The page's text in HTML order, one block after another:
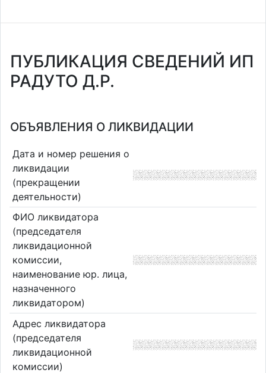
ПУБЛИКАЦИЯ СВЕДЕНИЙ ИП
РАДУТО Д.Р.
ОБЪЯВЛЕНИЯ О ЛИКВИДАЦИИ
Дата и номер решения о
ликвидации
(прекращении
деятельности)
ФИО ликвидатора
(председателя
ликвидационной
комиссии,
наименование юр. лица,
назначенного
ликвидатором)
Адрес ликвидатора
(председателя
ликвидационной
комиссии)